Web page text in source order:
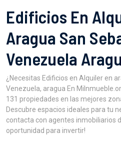
Edificios En
Aragua San
Venezuela
¿Necesitas Edificios en Alquiler en
Venezuela, aragua En
131 propiedades en las mejores
Descubre espacios ideales para tu
contacta con agentes inmobiliarios
oportunidad para invertir!